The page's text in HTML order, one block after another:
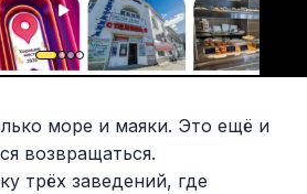
море и маяки. Это ещё и
возвращаться.
трёх заведений, где